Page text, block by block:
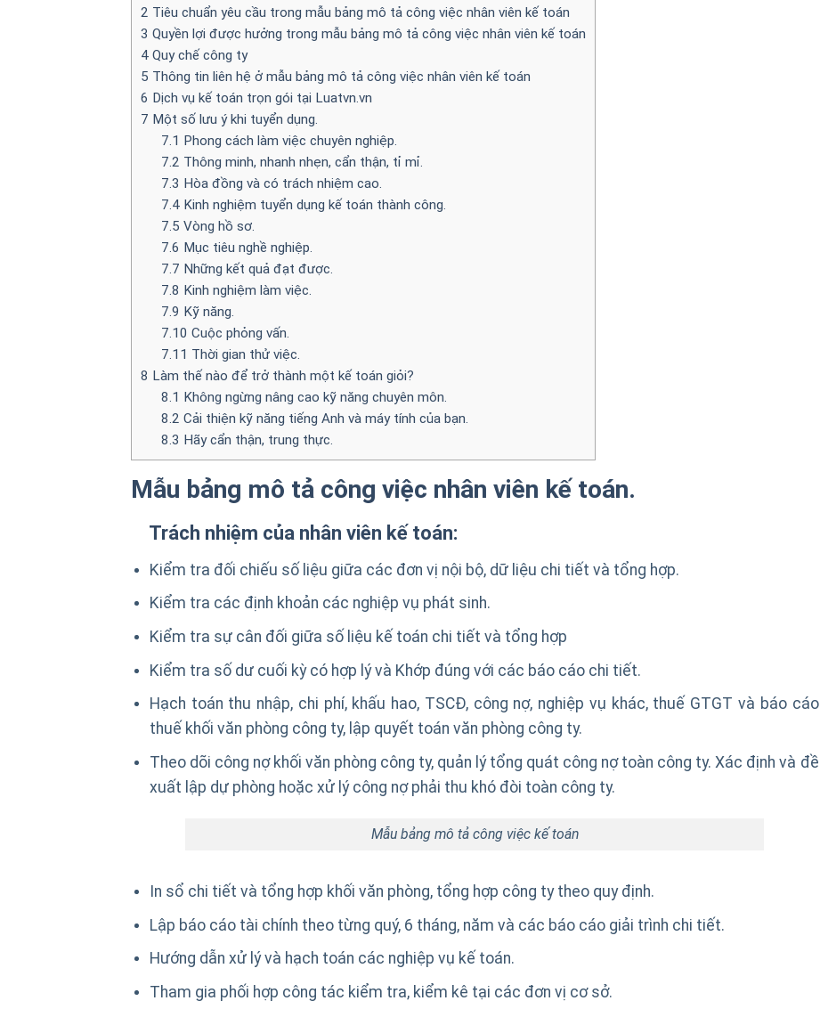
2 Tiêu chuẩn yêu cầu trong mẫu bảng mô tả công việc nhân viên kế toán
3 Quyền lợi được hưởng trong mẫu bảng mô tả công việc nhân viên kế toán
4 Quy chế công ty
5 Thông tin liên hệ ở mẫu bảng mô tả công việc nhân viên kế toán
6 Dịch vụ kế toán trọn gói tại Luatvn.vn
7 Một số lưu ý khi tuyển dụng.
7.1 Phong cách làm việc chuyên nghiệp.
7.2 Thông minh, nhanh nhẹn, cẩn thận, tỉ mỉ.
7.3 Hòa đồng và có trách nhiệm cao.
7.4Kinh nghiệm tuyển dụng kế toán thành công.
7.5 Vòng hồ sơ.
7.6 Mục tiêu nghề nghiệp.
7.7 Những kết quả đạt được.
7.8 Kinh nghiệm làm việc.
7.9 Kỹ năng.
7.10 Cuộc phỏng vấn.
7.11 Thời gian thử việc.
8 Làm thế nào để trở thành một kế toán giỏi?
8.1 Không ngừng nâng cao kỹ năng chuyên môn.
8.2 Cải thiện kỹ năng tiếng Anh và máy tính của bạn.
8.3 Hãy cẩn thận, trung thực.
Mẫu bảng mô tả công việc nhân viên kế toán.
Trách nhiệm của nhân viên kế toán:
Kiểm tra đối chiếu số liệu giữa các đơn vị nội bộ, dữ liệu chi tiết và tổng hợp.
Kiểm tra các định khoản các nghiệp vụ phát sinh.
Kiểm tra sự cân đối giữa số liệu kế toán chi tiết và tổng hợp
Kiểm tra số dư cuối kỳ có hợp lý và Khớp đúng với các báo cáo chi tiết.
Hạch toán thu nhập, chi phí, khấu hao, TSCĐ, công nợ, nghiệp vụ khác, thuế GTGT và báo cáo
thuế khối văn phòng công ty, lập quyết toán văn phòng công ty.
Theo dõi công nợ khối văn phòng công ty, quản lý tổng quát công nợ toàn công ty. Xác định và đề
xuất lập dự phòng hoặc xử lý công nợ phải thu khó đòi toàn công ty.
Mẫu bảng mô tả công việc kế toán
In sổ chi tiết và tổng hợp khối văn phòng, tổng hợp công ty theo quy định.
Lập báo cáo tài chính theo từng quý, 6 tháng, năm và các báo cáo giải trình chi tiết.
Hướng dẫn xử lý và hạch toán các nghiệp vụ kế toán.
Tham gia phối hợp công tác kiểm tra, kiểm kê tại các đơn vị cơ sở.